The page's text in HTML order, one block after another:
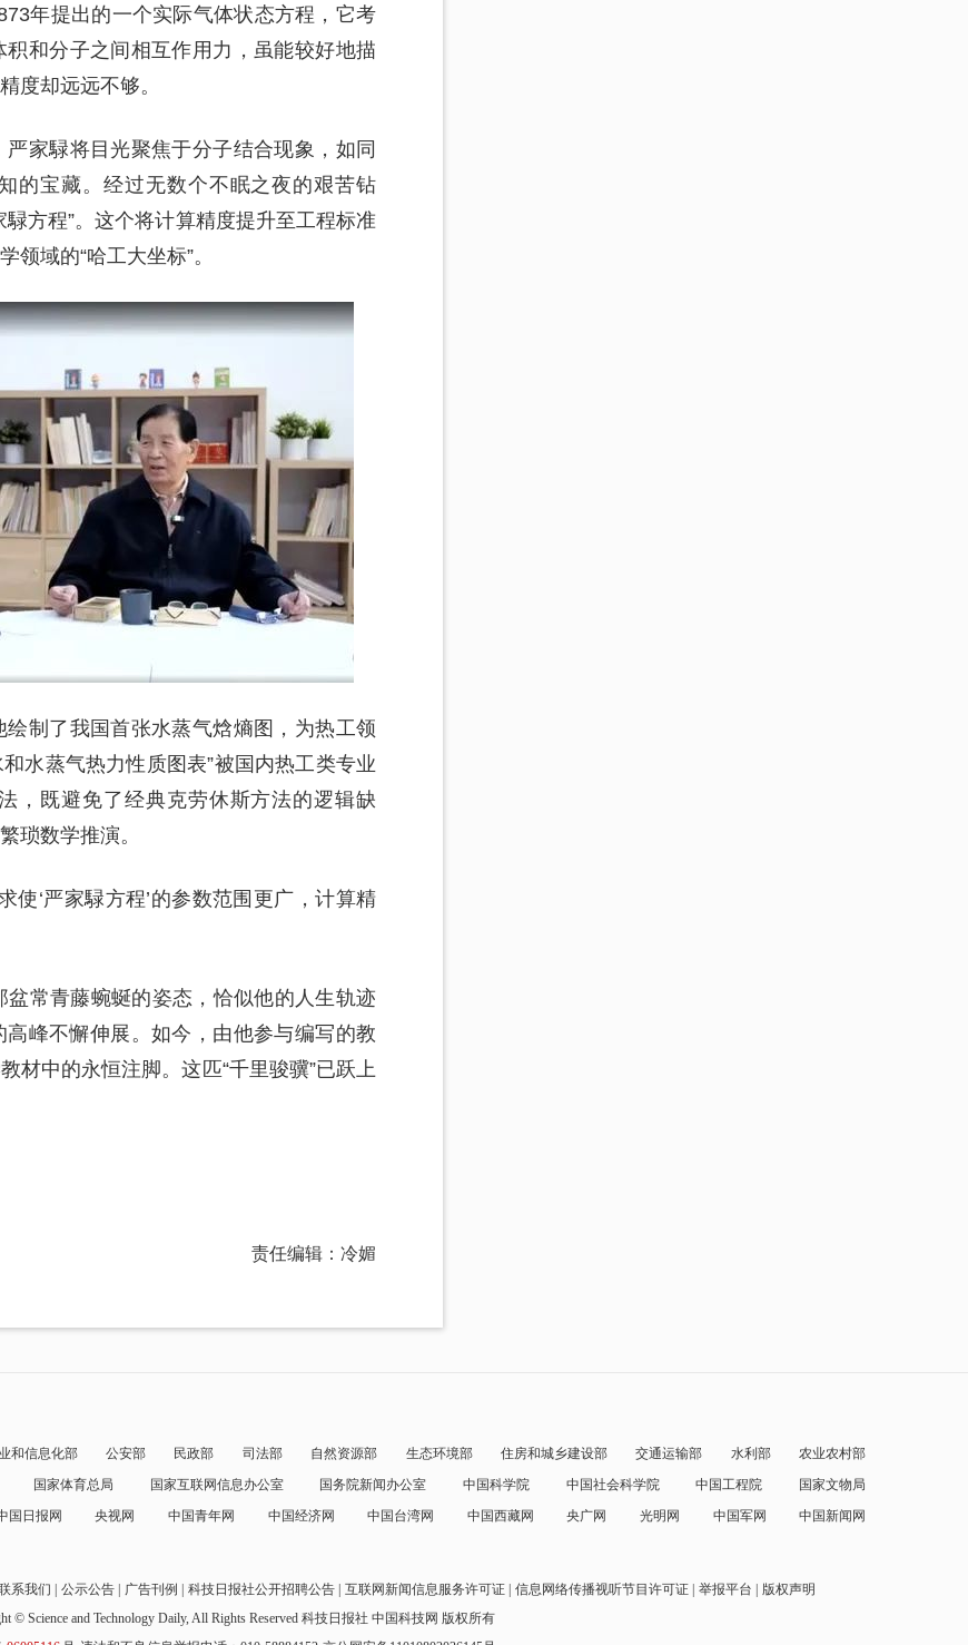
年提出的一个实际气体状态方程，它考
和分子之间相互作用力，虽能较好地描
度却远远不够。
家騄将目光聚焦于分子结合现象，如同
的宝藏。经过无数个不眠之夜的艰苦钻
方程”。这个将计算精度提升至工程标准
域的“哈工大坐标”。
制了我国首张水蒸气焓熵图，为热工领
水蒸气热力性质图表”被国内热工类专业
，既避免了经典克劳休斯方法的逻辑缺
琐数学推演。
使‘严家騄方程’的参数范围更广，计算精
常青藤蜿蜒的姿态，恰似他的人生轨迹
峰不懈伸展。如今，由他参与编写的教
材中的永恒注脚。这匹“千里骏骥”已跃上
责任编辑：冷媚
和信息化部 公安部 民政部 司法部 自然资源部 生态环境部 住房和城乡建设部 交通运输部 水利部
农业农村部
国家体育总局 国家互联网信息办公室 国务院新闻办公室 中国科学院 中国社会科学院 中国工程院
国家文物局
国日报网 央视网 中国青年网 中国经济网 中国台湾网 中国西藏网 央广网 光明网 中国军网
中国新闻网
系我们 公示公告 广告刊例 科技日报社公开招聘公告 互联网新闻信息服务许可证 信息网络传播视听节目许可证 举报平台
版权声明
© Science and Technology Daily, All Rights Reserved 科技日报社 中国科技网 版权所有